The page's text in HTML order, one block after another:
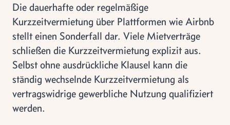
Die dauerhafte oder regelmäßige
Kurzzeitvermietung über Plattformen wie Airbnb
stellt einen Sonderfall dar. Viele Mietverträge
schließen die Kurzzeitvermietung explizit aus.
Selbst ohne ausdrückliche Klausel kann die
ständig wechselnde Kurzzeitvermietung als
vertragswidrige gewerbliche Nutzung qualifiziert
werden.